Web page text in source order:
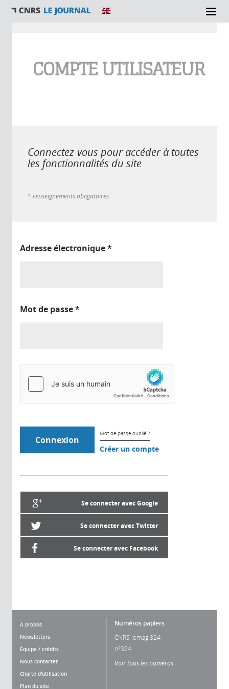
COMPTE UTILISATEUR
Connectez-vous pour accéder à toutes
les fonctionnalités du site
* renseignements obligatoires
Adresse électronique*
Mot de passe*
Mot de passe oublié ?
Créer un compte
Se connecter avec Google
Se connecter avec Twitter
Se connecter avec Facebook
À propos
Newsletters
Équipe / crédits
Nous contacter
Charte d'utilisation
Plan du site
Numéros papiers
CNRS lemag 324
n°324
Voir tous les numéros